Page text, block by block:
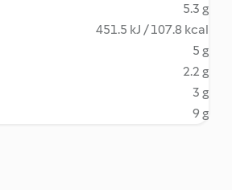
5.3 g
451.5 kJ / 107.8 kcal
5 g
2.2 g
3 g
9 g